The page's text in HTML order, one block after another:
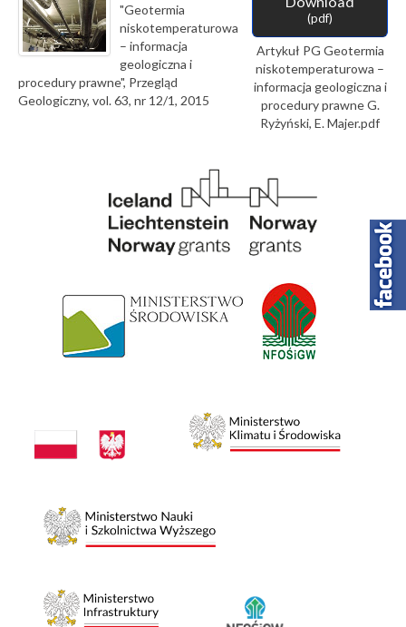
(pdf)
Artykuł PG Geotermia
niskotemperaturowa –
informacja geologiczna i
procedury prawne G.
Ryżyński, E. Majer.pdf
"Geotermia
niskotemperaturowa
– informacja
geologiczna i
procedury prawne", Przegląd
Geologiczny, vol. 63, nr 12/1, 2015